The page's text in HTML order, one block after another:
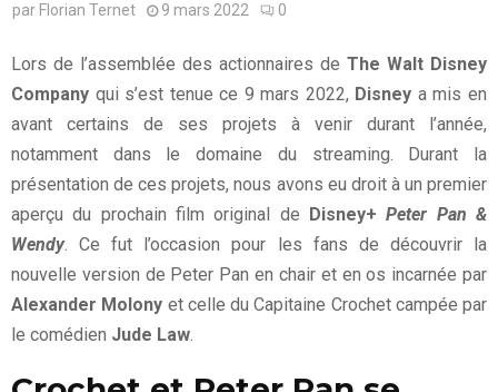
par Florian Ternet 9 mars 2022 0
Lors de l’assemblée des actionnaires de The Walt Disney
Company qui s’est tenue ce 9 mars 2022, Disney a mis en
avant certains de ses projets à venir durant l’année,
notamment dans le domaine du streaming. Durant la
présentation de ces projets, nous avons eu droit à un premier
aperçu du prochain film original de
Disney+ Peter Pan &
Wendy. Ce fut l’occasion pour les fans de découvrir la
nouvelle version de Peter Pan en chair et en os incarnée par
Alexander Molony et celle du Capitaine Crochet campée par
le comédien Jude Law.